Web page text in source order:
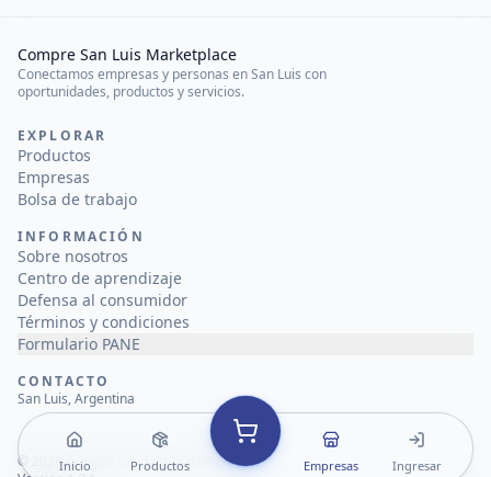
Inicio Productos Empresas Ingresar
Compre San Luis Marketplace
Conectamos empresas y personas en San Luis con
oportunidades, productos y servicios.
EXPLORAR
Productos
Empresas
Bolsa de trabajo
INFORMACIÓN
Sobre nosotros
Centro de aprendizaje
Defensa al consumidor
Términos y condiciones
Formulario PANE
CONTACTO
San Luis, Argentina
© 2026Compre San Luis Marketplace